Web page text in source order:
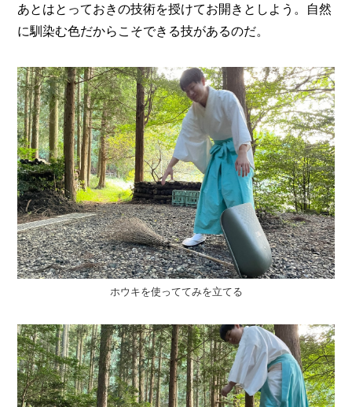
あとはとっておきの技術を授けてお開きとしよう。自然
に馴染む色だからこそできる技があるのだ。
ホウキを使っててみを立てる